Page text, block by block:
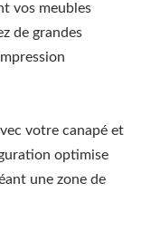
vos meubles
de grandes
votre canapé et
optimise
une zone de